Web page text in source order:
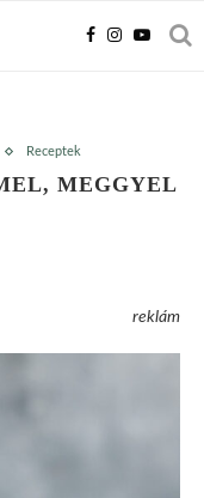
Receptek
MEGGYEL
reklám